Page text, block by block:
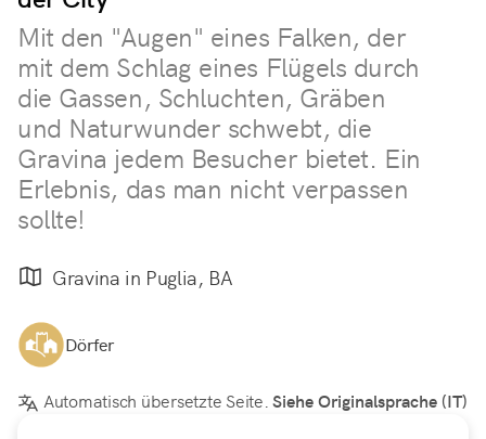
Mit den "Augen" eines Falken, der
mit dem Schlag eines Flügels durch
die Gassen, Schluchten, Gräben
und Naturwunder schwebt, die
Gravina jedem Besucher bietet. Ein
Erlebnis, das man nicht verpassen
sollte!
Gravina in Puglia, BA
Dörfer
Automatisch übersetzte Seite.Siehe Originalsprache (IT)